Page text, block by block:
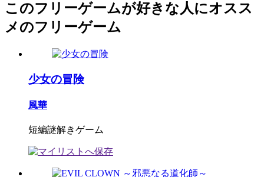
このフリーゲームが好きな人にオスス
メのフリーゲーム
少女の冒険
風華
短編謎解きゲーム